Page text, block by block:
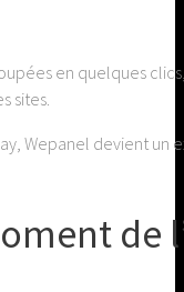
en quelques
sites.
Wepanel devient
de